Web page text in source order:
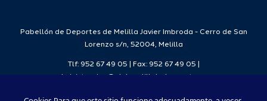
Pabellón de Deportes de Melilla Javier Imbroda - Cerro de San
Lorenzo s/n, 52004, Melilla
Tlf: 952 67 49 05 | Fax: 952 67 49 05 |
administracion@clubmelillabaloncesto.com